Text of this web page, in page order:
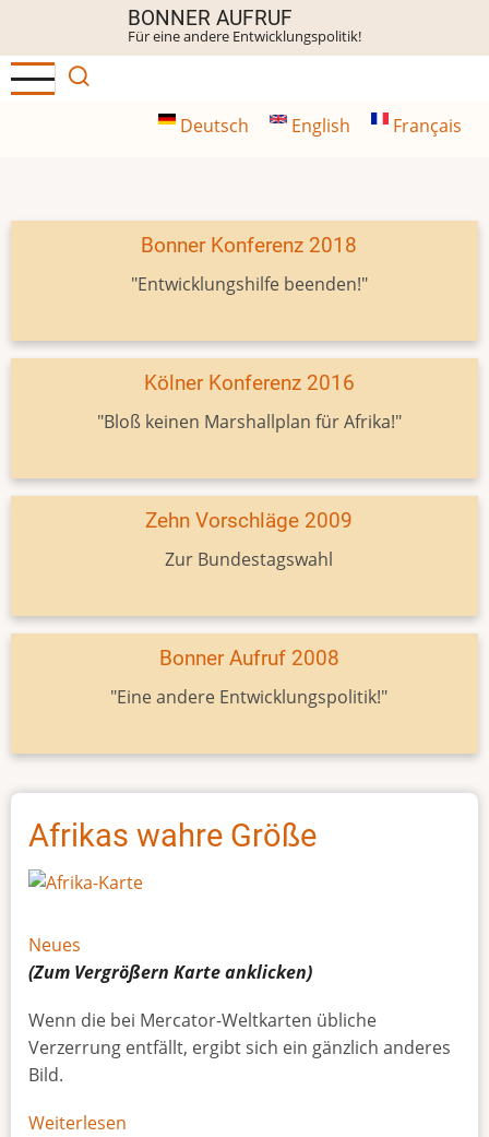
Inhalt
BONNER AUFRUF
Für eine andere Entwicklungspolitik!
Deutsch English Français
Bonner Konferenz 2018
"Entwicklungshilfe beenden!"
Kölner Konferenz 2016
"Bloß keinen Marshallplan für Afrika!"
Zehn Vorschläge 2009
Zur Bundestagswahl
Bonner Aufruf 2008
"Eine andere Entwicklungspolitik!"
Afrikas wahre Größe
Neues
(Zum Vergrößern Karteanklicken)
Wenn die bei Mercator-Weltkarten übliche
Verzerrung entfällt, ergibt sich ein gänzlich anderes
Bild.
Weiterlesen